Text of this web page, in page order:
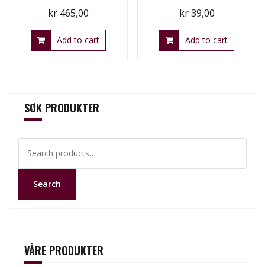
kr465,00
Add to cart
kr39,00
Add to cart
SØK PRODUKTER
for:
Search
VÅRE PRODUKTER